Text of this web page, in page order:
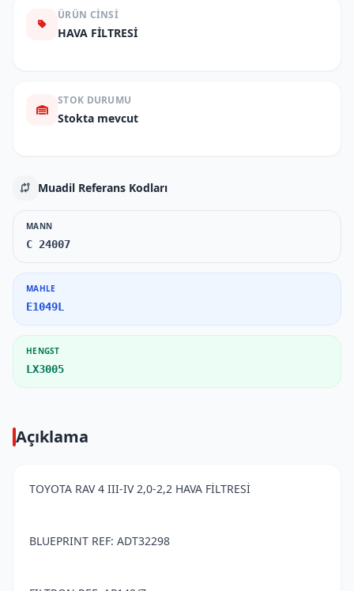
ÜRÜN CINSI
HAVA FİLTRESİ
STOK DURUMU
Stokta mevcut
Muadil Referans Kodları
MANN
C 24007
MAHLE
E1049L
HENGST
LX3005
Açıklama
TOYOTA RAV 4 III-IV 2,0-2,2 HAVA FİLTRESİ
BLUEPRINT REF: ADT32298